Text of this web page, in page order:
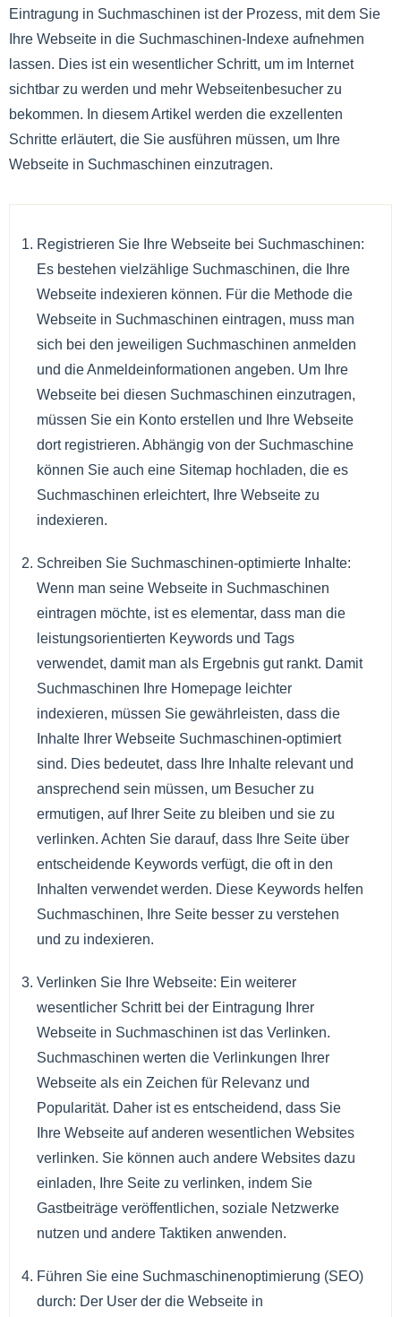
Eintragung in Suchmaschinen ist der Prozess, mit dem Sie
Ihre Webseite in die Suchmaschinen-Indexe aufnehmen
lassen. Dies ist ein wesentlicher Schritt, um im Internet
sichtbar zu werden und mehr Webseitenbesucher zu
bekommen. In diesem Artikel werden die exzellenten
Schritte erläutert, die Sie ausführen müssen, um Ihre
Webseite in Suchmaschinen einzutragen.
Registrieren Sie Ihre Webseite bei Suchmaschinen:
Es bestehen vielzählige Suchmaschinen, die Ihre
Webseite indexieren können. Für die Methode die
Webseite in Suchmaschinen eintragen, muss man
sich bei den jeweiligen Suchmaschinen anmelden
und die Anmeldeinformationen angeben. Um Ihre
Webseite bei diesen Suchmaschinen einzutragen,
müssen Sie ein Konto erstellen und Ihre Webseite
dort registrieren. Abhängig von der Suchmaschine
können Sie auch eine Sitemap hochladen, die es
Suchmaschinen erleichtert, Ihre Webseite zu
indexieren.
Schreiben Sie Suchmaschinen-optimierte Inhalte:
Wenn man seine Webseite in Suchmaschinen
eintragen möchte, ist es elementar, dass man die
leistungsorientierten Keywords und Tags
verwendet, damit man als Ergebnis gut rankt. Damit
Suchmaschinen Ihre Homepage leichter
indexieren, müssen Sie gewährleisten, dass die
Inhalte Ihrer Webseite Suchmaschinen-optimiert
sind. Dies bedeutet, dass Ihre Inhalte relevant und
ansprechend sein müssen, um Besucher zu
ermutigen, auf Ihrer Seite zu bleiben und sie zu
verlinken. Achten Sie darauf, dass Ihre Seite über
entscheidende Keywords verfügt, die oft in den
Inhalten verwendet werden. Diese Keywords helfen
Suchmaschinen, Ihre Seite besser zu verstehen
und zu indexieren.
Verlinken Sie Ihre Webseite: Ein weiterer
wesentlicher Schritt bei der Eintragung Ihrer
Webseite in Suchmaschinen ist das Verlinken.
Suchmaschinen werten die Verlinkungen Ihrer
Webseite als ein Zeichen für Relevanz und
Popularität. Daher ist es entscheidend, dass Sie
Ihre Webseite auf anderen wesentlichen Websites
verlinken. Sie können auch andere Websites dazu
einladen, Ihre Seite zu verlinken, indem Sie
Gastbeiträge veröffentlichen, soziale Netzwerke
nutzen und andere Taktiken anwenden.
Führen Sie eine Suchmaschinenoptimierung (SEO)
durch: Der User der die Webseite in